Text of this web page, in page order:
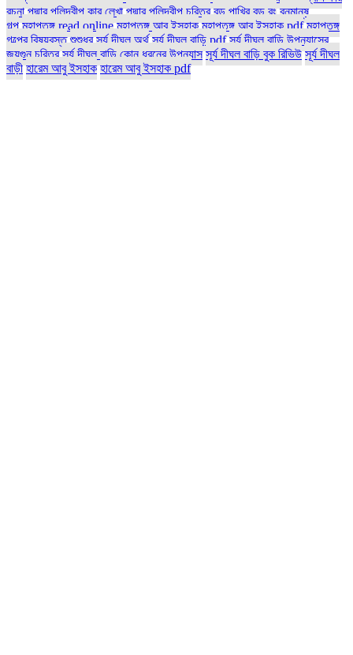
রচনা পদ্মার পলিদ্বীপ কার লেখা পদ্মার পলিদ্বীপ চরিত্র বড় পাখির বড় রং বনমানুষ
গল্প মহাপতঙ্গ read online মহাপতঙ্গ আবু ইসহাক মহাপতঙ্গ আবু ইসহাক pdf মহাপতঙ্গ
গল্পের বিষয়বস্তু শুশুধর সূর্য দীঘল অর্থ সূর্য দীঘল বাড়ি pdf সূর্য দীঘল বাড়ি উপন্যাসের
জয়গুন চরিত্র সূর্য দীঘল বাড়ি কোন ধরনের উপন্যাস সূর্য দীঘল বাড়ি বুক রিভিউ সূর্য দীঘল
বাড়ী হারেম আবু ইসহাক হারেম আবু ইসহাক pdf